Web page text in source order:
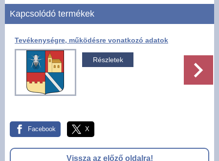
Felsőrajk
Pályázatok
Választási információk -
Felsőrajk
Választási információk -
Alsórajk
Közérdekű adatok -
Kapcsolódó termékek
Tevékenységre, működésre vonatkozó adatok
Részletek
Facebook X
Vissza az előző oldalra!